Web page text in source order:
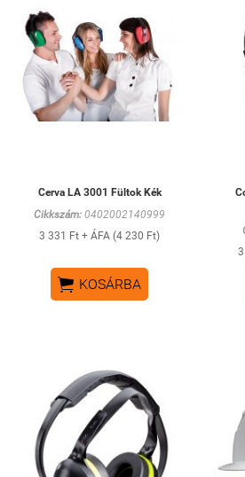
Cerva LA 3001 Fültok Kék
Cikkszám: 0402002140999
3 331 Ft + ÁFA (4 230 Ft)
 KOSÁRBA